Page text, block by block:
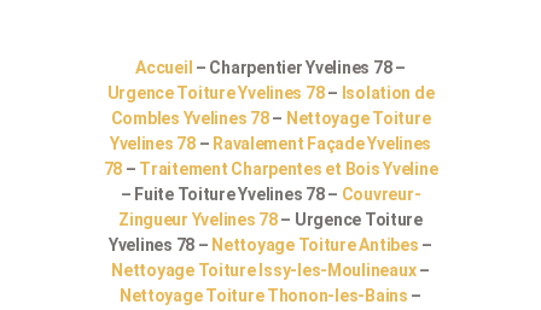
Accueil – Charpentier Yvelines 78 –
Urgence Toiture Yvelines 78– Isolation de
Combles Yvelines 78– Nettoyage Toiture
Yvelines 78– Ravalement Façade Yvelines
78 – Traitement Charpentes et Bois Yveline
– Fuite Toiture Yvelines 78 – Couvreur-
Zingueur Yvelines 78– Urgence Toiture
Yvelines 78 – Nettoyage Toiture Antibes –
Nettoyage Toiture Issy-les-Moulineaux–
Nettoyage Toiture Thonon-les-Bains –